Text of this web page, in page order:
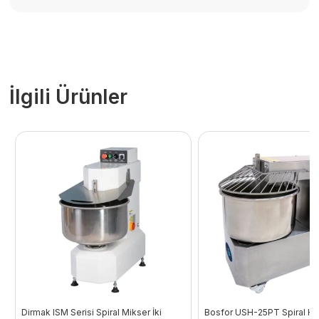
İlgili Ürünler
Dirmak ISM Serisi Spiral Mikser İki
Bosfor USH-25PT Spiral